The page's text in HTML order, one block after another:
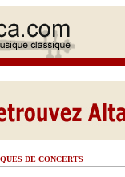
DE CONCERTS